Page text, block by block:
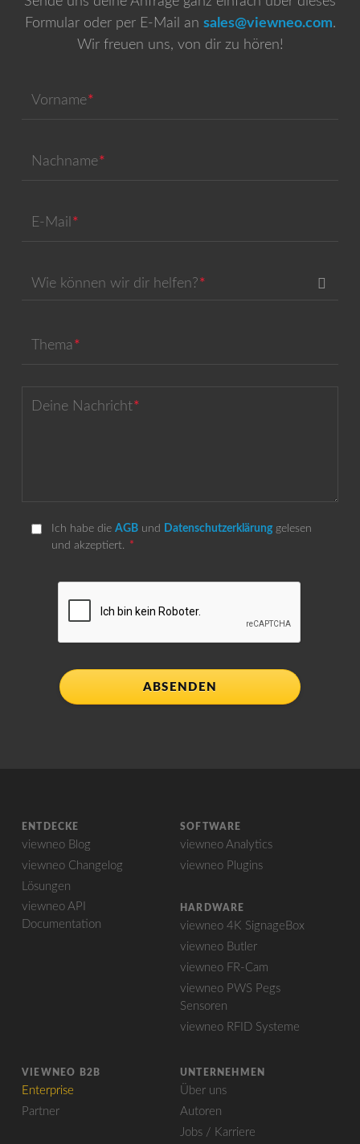
Vorname
Nachname
E-Mail
Wie können wir dir helfen?
Thema
Deine Nachricht
Ich habe dieAGB und Datenschutzerklärunggelesen
und akzeptiert.
ABSENDEN
Formular oder per E-Mail an sales@viewneo.com.
Wir freuen uns, von dir zu hören!
ENTDECKE
viewneo Blog
viewneo Changelog
Lösungen
viewneo API
Documentation
SOFTWARE
viewneo Analytics
viewneo Plugins
HARDWARE
viewneo 4K SignageBox
viewneo Butler
viewneo FR-Cam
viewneo PWS Pegs
Sensoren
viewneo RFID Systeme
VIEWNEO B2B
Enterprise
Partner
UNTERNEHMEN
Über uns
Autoren
Jobs / Karriere